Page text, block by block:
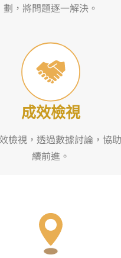
劃，將問題逐一解決。
成效檢視
檢視，透過數據討論，協
續前進。